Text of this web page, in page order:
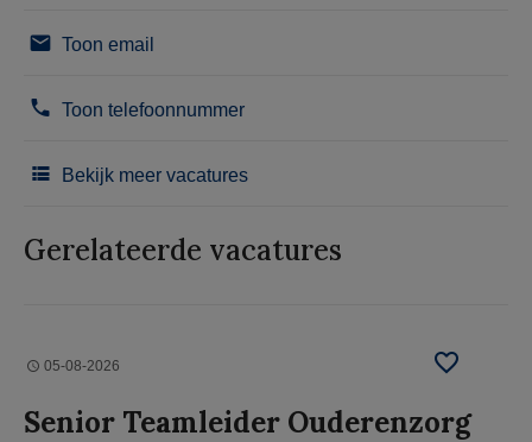
Toon email
Toon telefoonnummer
Bekijk meer vacatures
Gerelateerde vacatures
05-08-2026
Senior Teamleider Ouderenzorg